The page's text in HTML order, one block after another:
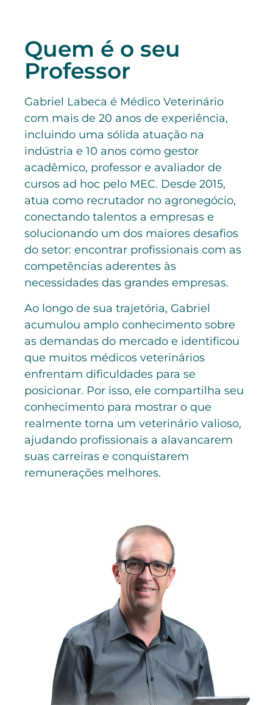
Quem é o seu
Professor
Gabriel Labeca é Médico Veterinário
com mais de 20 anos de experiência,
incluindo uma sólida atuação na
indústria e 10 anos como gestor
acadêmico, professor e avaliador de
cursos ad hoc pelo MEC. Desde 2015,
atua como recrutador no agronegócio,
conectando talentos a empresas e
solucionando um dos maiores desafios
do setor: encontrar profissionais com as
competências aderentes às
necessidades das grandes empresas.
Ao longo de sua trajetória, Gabriel
acumulou amplo conhecimento sobre
as demandas do mercado e identificou
que muitos médicos veterinários
enfrentam dificuldades para se
posicionar. Por isso, ele compartilha seu
conhecimento para mostrar o que
realmente torna um veterinário valioso,
ajudando profissionais a alavancarem
suas carreiras e conquistarem
remunerações melhores.